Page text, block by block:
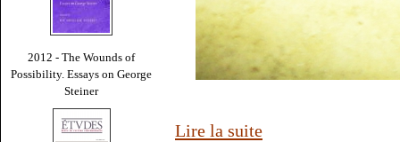
2012 - The Wounds of
Possibility. Essays on George
Steiner
Lire la suite